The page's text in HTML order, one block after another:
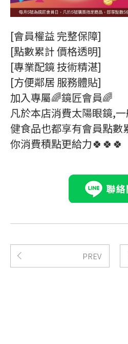
[會員權益 完整保障]
[點數累計 價格透明]
[專業配鏡 技術精湛]
[方便鄰居 服務體貼]
加入專屬🌈鏡匠會員🌈
凡於本店消費太陽眼鏡,
健食品也都享有會員點數
你消費積點更給力🍀🍀🍀
PREV